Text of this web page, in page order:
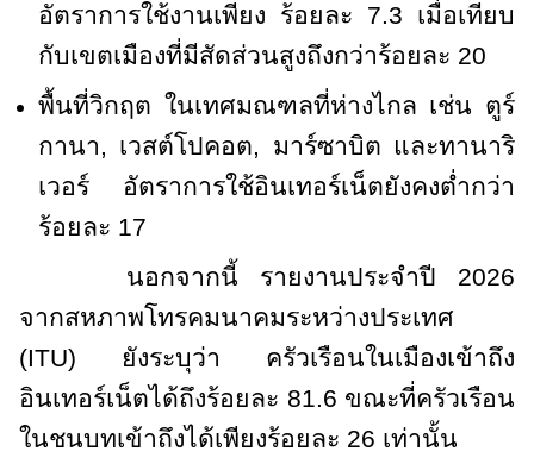
อัตราการใช้งานเพียง ร้อยละ 7.3 เมื่อเทียบ
กับเขตเมืองที่มีสัดส่วนสูงถึงกว่าร้อยละ 20
พื้นที่วิกฤต ในเทศมณฑลที่ห่างไกล เช่น ตูร์
กานา, เวสต์โปคอต, มาร์ซาบิต และทานาริ
เวอร์ อัตราการใช้อินเทอร์เน็ตยังคงต่ำกว่า
ร้อยละ 17
นอกจากนี้ รายงานประจำปี 2026
จากสหภาพโทรคมนาคมระหว่างประเทศ
(ITU) ยังระบุว่า ครัวเรือนในเมืองเข้าถึง
อินเทอร์เน็ตได้ถึงร้อยละ 81.6 ขณะที่ครัวเรือน
ในชนบทเข้าถึงได้เพียงร้อยละ 26 เท่านั้น